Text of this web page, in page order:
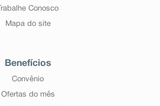
Trabalhe Conosco
Mapa do site
Benefícios
Convênio
Ofertas do mês